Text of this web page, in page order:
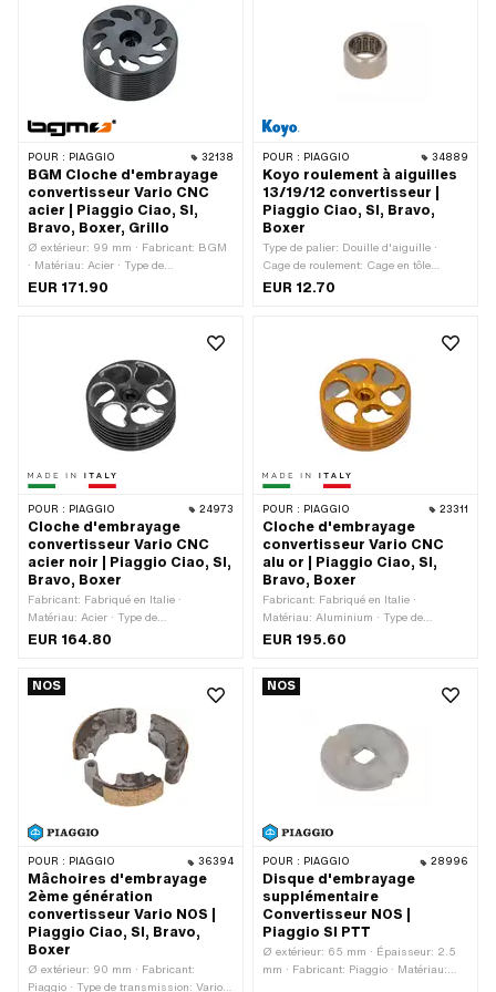
POUR : PIAGGIO 32138
BGM Cloche d'embrayage
convertisseur Vario CNC
acier | Piaggio Ciao, SI,
Bravo, Boxer, Grillo
Ø extérieur: 99 mm · Fabricant: BGM
· Matériau: Acier · Type de
transmission: Vario · Ø intérieur: 93
EUR 171.90
POUR : PIAGGIO 34889
Koyo roulement à aiguilles
13/19/12 convertisseur |
Piaggio Ciao, SI, Bravo,
Boxer
Type de palier: Douille d'aiguille ·
Cage de roulement: Cage en tôle
d'acier · Numéro de stock: HK1312 ·
extérieur: 19 mm · Fabricant: Koyo ·
OEM: 103614
EUR 12.70
POUR : PIAGGIO 24973
Cloche d'embrayage
convertisseur Vario CNC
acier noir | Piaggio Ciao, SI,
Bravo, Boxer
Fabricant: Fabriqué en Italie ·
Matériau: Acier · Type de
transmission: Vario · Surface: anodisé
EUR 164.80
POUR : PIAGGIO 23311
Cloche d'embrayage
convertisseur Vario CNC
alu or | Piaggio Ciao, SI,
Bravo, Boxer
Fabricant: Fabriqué en Italie ·
Matériau: Aluminium · Type de
transmission: Vario · Surface: anodisé
EUR 195.60
NOS
POUR : PIAGGIO 36394
Mâchoires d'embrayage
2ème génération
convertisseur Vario NOS |
Piaggio Ciao, SI, Bravo,
Boxer
Ø extérieur: 90 mm · Fabricant:
Piaggio · Type de transmission: Vario ·
NOS
POUR : PIAGGIO 28996
Disque d'embrayage
supplémentaire
Convertisseur NOS |
Piaggio SI PTT
Ø extérieur: 65 mm · Épaisseur: 2.5
mm · Fabricant: Piaggio · Matériau: